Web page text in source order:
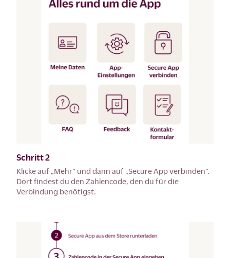
Schritt 2
Klicke auf „Mehr” und dann auf „Secure App verbinden”.
Dort findest du den Zahlencode, den du für die
Verbindung benötigst.